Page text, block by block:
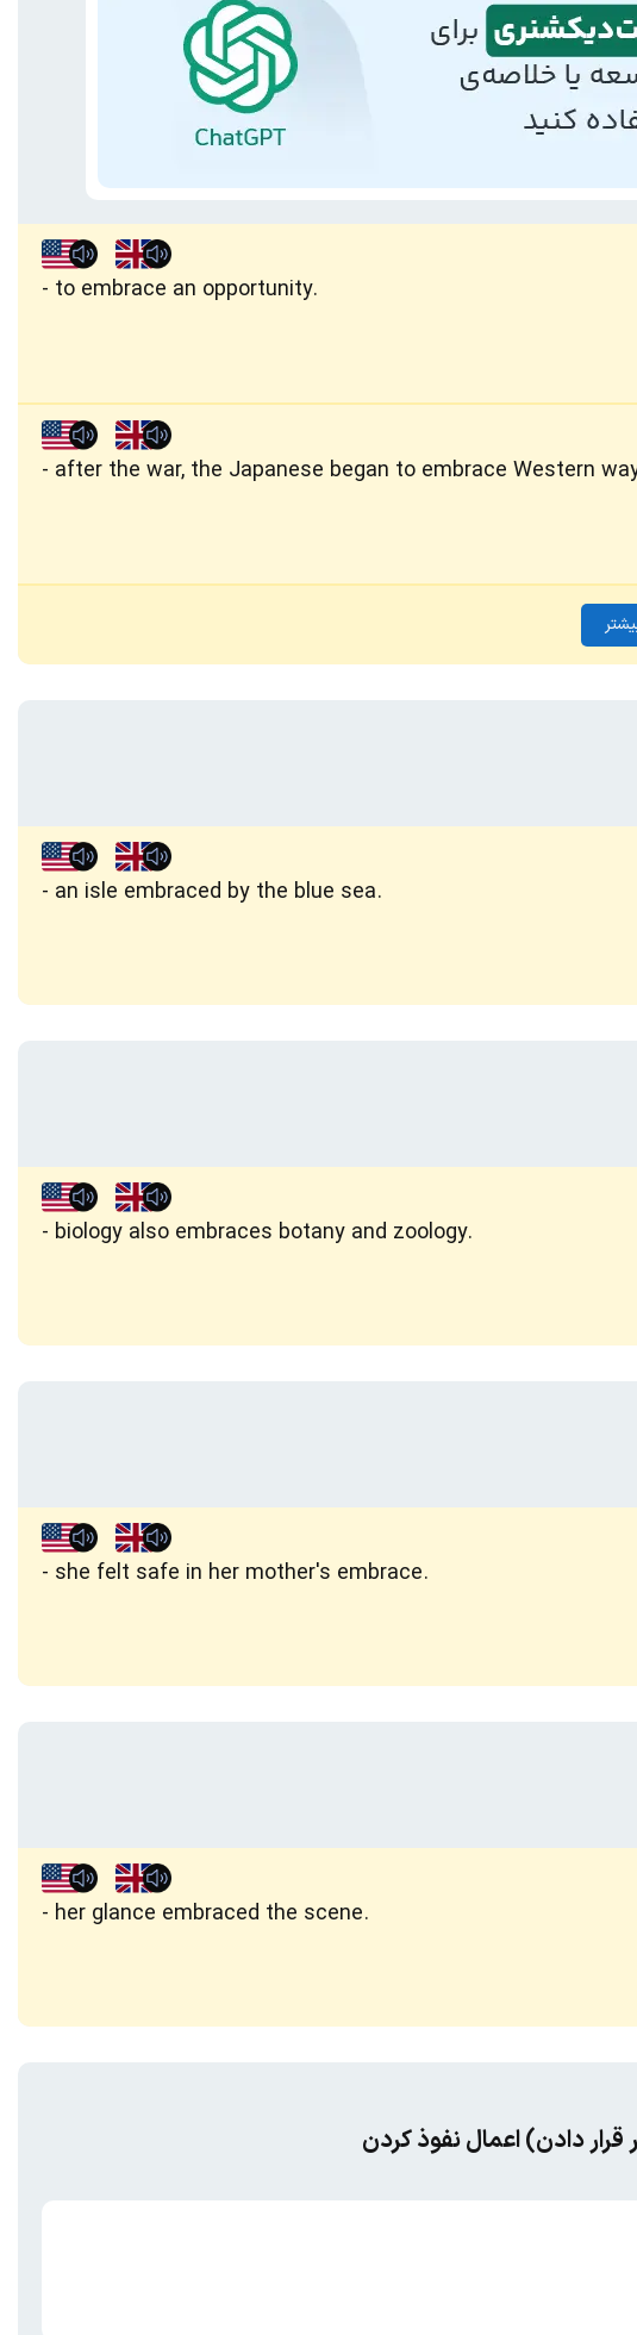
to embrace an opportunity.
after the war, the Japanese began to embrace Western
an isle embraced by the blue sea.
biology also embraces botany and zoology.
she felt safe in her mother's embrace.
her glance embraced the scene.
دادن) اعمال نفوذ کردن